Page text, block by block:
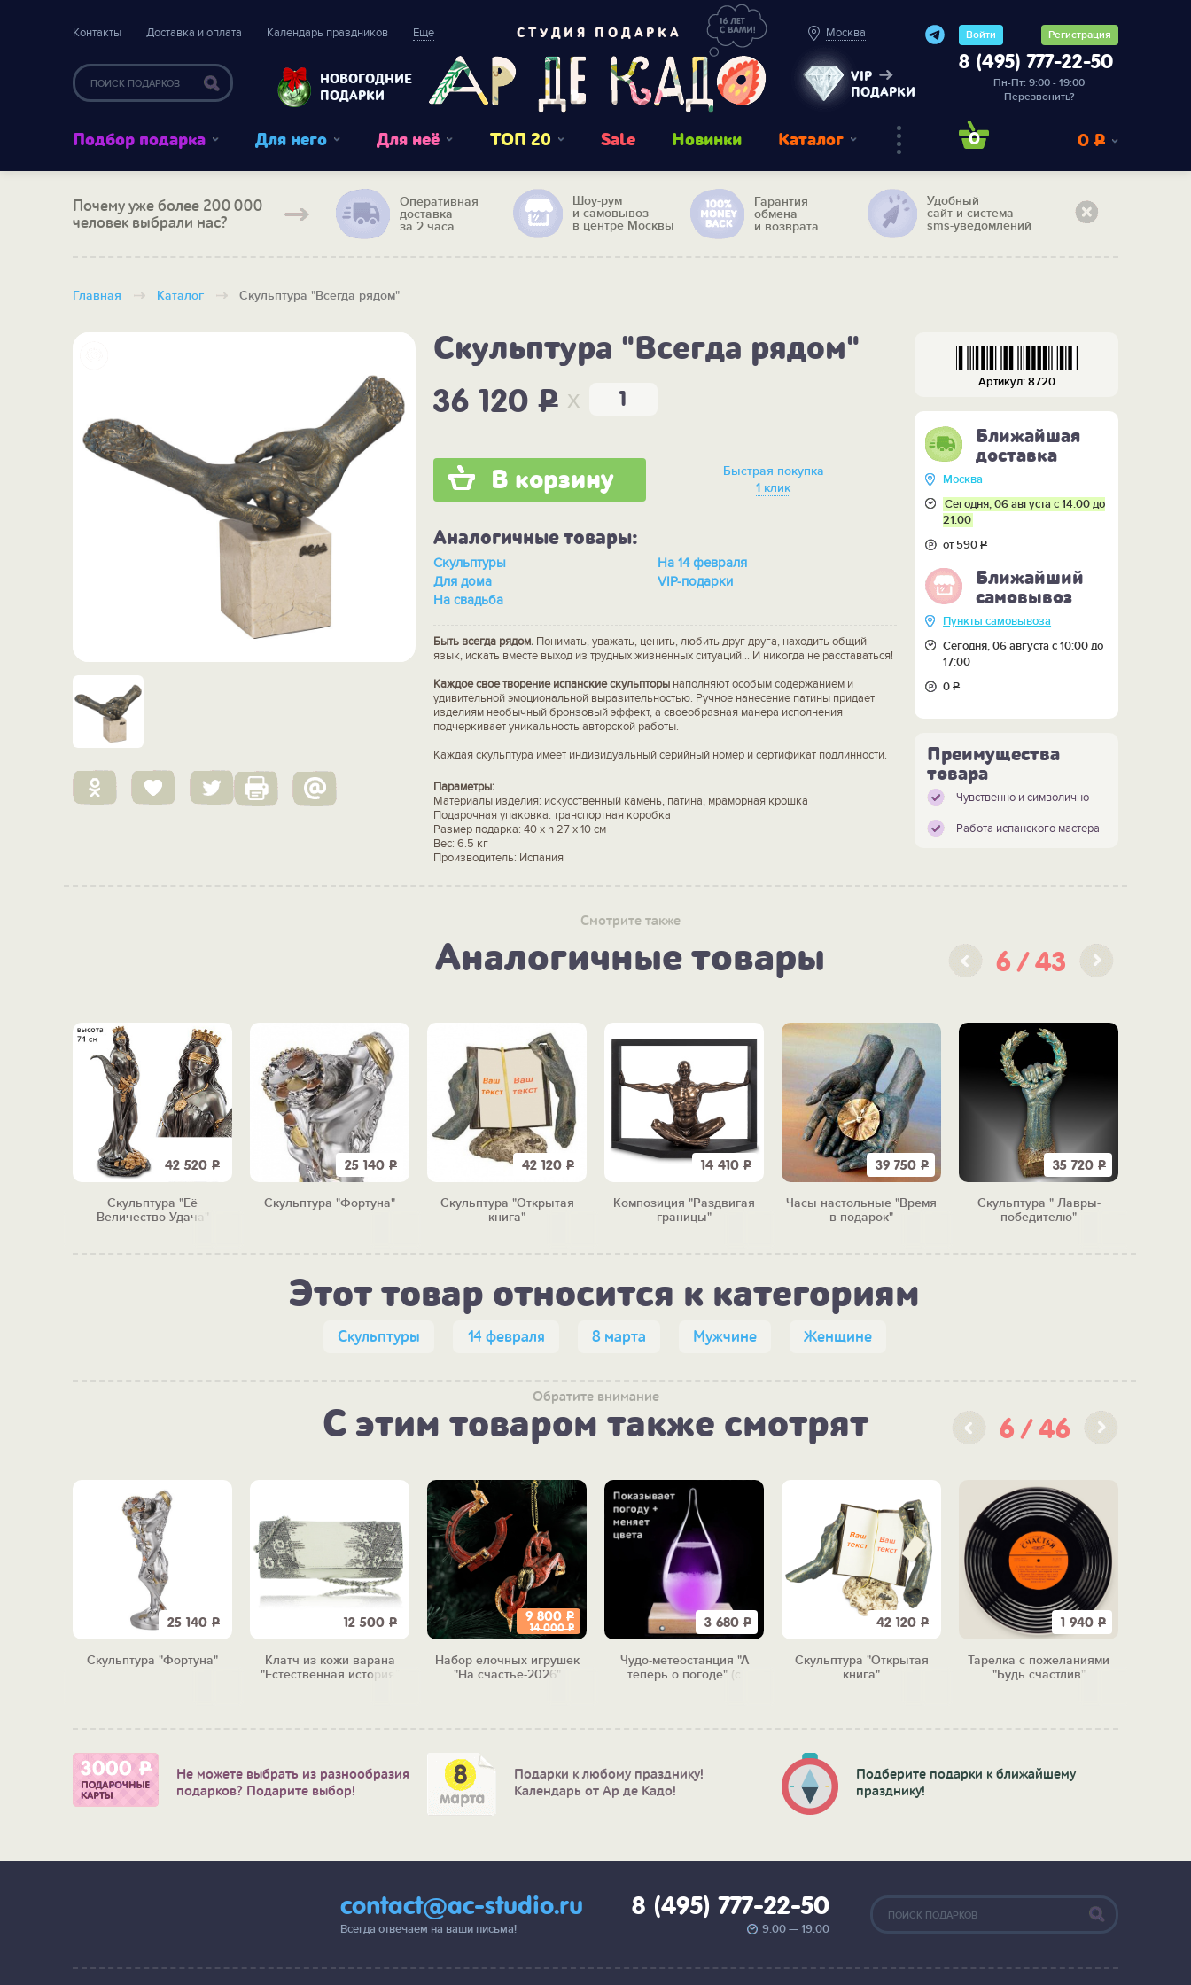
Контакты Доставка и оплата Календарь праздников Еще
НОВОГОДНИЕ
ПОДАРКИ
СТУДИЯ ПОДАРКА Москва
VIP
ПОДАРКИ
Войти Регистрация
8 (495) 777-22-50
Пн-Пт: 9:00 - 19:00
Перезвонить?
Подбор подарка Для него Для неё ТОП 20 Sale Новинки Каталог 0 0 Р
Почему уже более 200 000
человек выбрали нас?
Оперативная
доставка
за 2 часа
Шоу-рум
и самовывоз
в центре Москвы
Гарантия
обмена
и возврата
Удобный
сайт и система
sms-уведомлений
Главная Каталог Скульптура "Всегда рядом"
Скульптура "Всегда рядом"
36 120P x
В корзину
Быстрая покупка
1 клик
Аналогичные товары:
Скульптуры
Для дома
На свадьба
На 14 февраля
VIP-подарки
Быть всегда рядом.Понимать, уважать, ценить, любить друг друга, находить общий
язык, искать вместе выход из трудных жизненных ситуаций... И никогда не расставаться!
Каждое свое творение испанские скульпторынаполняют особым содержанием и
удивительной эмоциональной выразительностью. Ручное нанесение патины придает
изделиям необычный бронзовый эффект, а своеобразная манера исполнения
подчеркивает уникальность авторской работы.
Каждая скульптура имеет индивидуальный серийный номер и сертификат подлинности.
Параметры:
Материалы изделия: искусственный камень, патина, мраморная крошка
Подарочная упаковка: транспортная коробка
Размер подарка: 40 х h 27 х 10 см
Вес: 6.5 кг
Производитель: Испания
Артикул: 8720
Ближайшая
доставка
Москва
Сегодня, 06 августа с 14:00 до
21:00
от 590Р
Ближайший
самовывоз
Пункты самовывоза
Сегодня, 06 августа с 10:00 до
17:00
0Р
Преимущества
товара
Чувственно и символично
Работа испанского мастера
Смотрите также
Аналогичные товары 6 43
42 520 Р
Скульптура "Её
Величество Удача"
25 140 Р
Скульптура "Фортуна"
42 120 Р
Скульптура "Открытая
книга"
14 410 Р
Композиция "Раздвигая
границы"
39 750 Р
Часы настольные "Время
в подарок"
35 720 Р
Скульптура " Лавры-
победителю"
Этот товар относится к категориям
Скульптуры 14 февраля 8 марта Мужчине Женщине
Обратите внимание
С этим товаром также смотрят 6 46
25 140 Р
Скульптура "Фортуна"
12 500 Р
Клатч из кожи варана
"Естественная история"
9 800 Р
14 000Р
Набор елочных игрушек
"На счастье-2026"
3 680 Р
Чудо-метеостанция "А
теперь о погоде" (с
42 120 Р
Скульптура "Открытая
книга"
1 940 Р
Тарелка с пожеланиями
"Будь счастлив"
Не можете выбрать из разнообразия
подарков? Подарите выбор!
Подарки к любому празднику!
Календарь от Ар де Кадо!
Подберите подарки к ближайшему
празднику!
contact@ac-studio.ru
Всегда отвечаем на ваши письма!
8 (495) 777-22-50
9:00 — 19:00